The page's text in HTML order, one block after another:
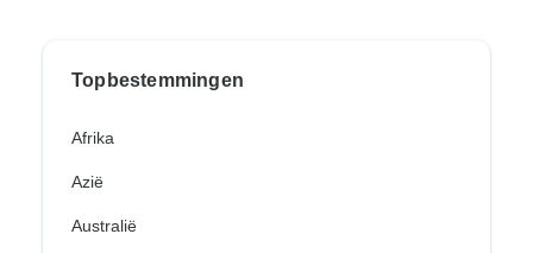
Topbestemmingen
Afrika
Azië
Australië